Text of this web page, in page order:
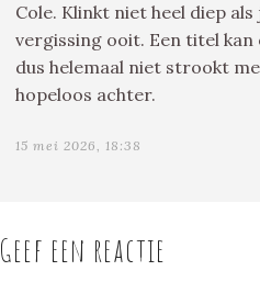
Cole. Klinkt niet heel diep
vergissing ooit. Een titel
dus helemaal niet strookt
hopeloos achter.
15 mei 2026, 18:38
Geef een reactie